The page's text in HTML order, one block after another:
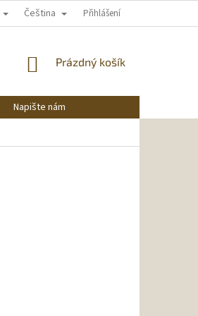
Čeština Přihlášení
NÁKUPNÍ
Prázdný košík
Napište nám